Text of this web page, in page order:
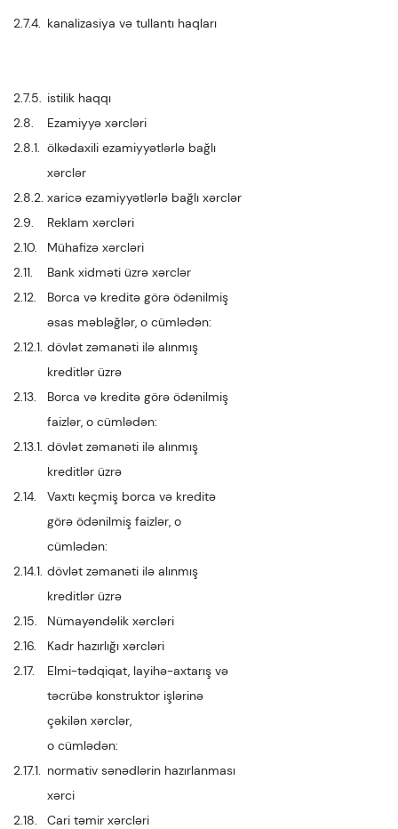
2.7.4. kanalizasiya və tullantı haqları
2.7.5. istilik haqqı
2.8.
Ezamiyyə xərcləri
2.8.1. ölkədaxili ezamiyyətlərlə bağlı
xərclər
2.8.2. xaricə ezamiyyətlərlə bağlı xərclər
2.9.
Reklam xərcləri
2.10.
Mühafizə xərcləri
2.11.
Bank xidməti üzrə xərclər
2.12.
Borca və kreditə görə ödənilmiş
əsas məbləğlər, o cümlədən:
2.12.1. dövlət zəmanəti ilə alınmış
kreditlər üzrə
2.13.
Borca və kreditə görə ödənilmiş
faizlər, o cümlədən:
2.13.1. dövlət zəmanəti ilə alınmış
kreditlər üzrə
2.14.
Vaxtı keçmiş borca və kreditə
görə ödənilmiş faizlər, o
cümlədən:
2.14.1. dövlət zəmanəti ilə alınmış
kreditlər üzrə
2.15.
Nümayəndəlik xərcləri
2.16.
Kadr hazırlığı xərcləri
2.17.
Elmi-tədqiqat, layihə-axtarış və
təcrübə konstruktor işlərinə
çəkilən xərclər,
o cümlədən:
2.17.1. normativ sənədlərin hazırlanması
xərci
2.18.
Cari təmir xərcləri